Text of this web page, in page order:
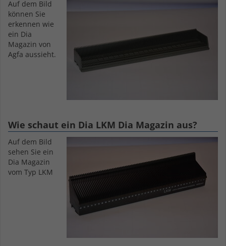
Auf dem Bild
können Sie
erkennen wie
ein Dia
Magazin von
Agfa aussieht.
Wie schaut ein Dia LKM Dia Magazin aus?
Auf dem Bild
sehen Sie ein
Dia Magazin
vom Typ LKM
und es wird ihm Zugang zu
Bereichen gewährt.
Anbieter TYPO3
Laufzeit 1 Woche
Zweck
von TYPO3. Es speichert im
Benutzer-Logins die Session-ID.
eingeloggte Benutzer
und es wird ihm Zugang zu
Bereichen gewährt.